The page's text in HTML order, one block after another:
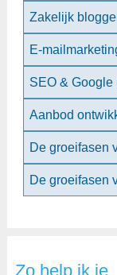
Zakelijk
E-
SEO & Google
Aanbod
De groeifasen
De groeifasen
Zo help ik je